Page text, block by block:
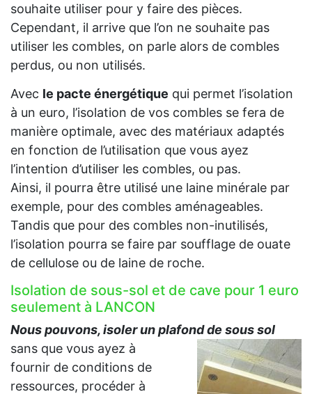
souhaite utiliser pour y faire des pièces.
Cependant, il arrive que l’on ne souhaite pas
utiliser les combles, on parle alors de combles
perdus, ou non utilisés.
Avec le pacte énergétique qui permet l’isolation
à un euro, l’isolation de vos combles se fera de
manière optimale, avec des matériaux adaptés
en fonction de l’utilisation que vous ayez
l’intention d’utiliser les combles, ou pas.
Ainsi, il pourra être utilisé une laine minérale par
exemple, pour des combles aménageables.
Tandis que pour des combles non-inutilisés,
l’isolation pourra se faire par soufflage de ouate
de cellulose ou de laine de roche.
Isolation de sous-sol et de cave pour 1 euro
seulement à LANCON
Nous pouvons, isoler un plafond de sous sol
sans que vous ayez à
fournir de conditions de
ressources, procéder à